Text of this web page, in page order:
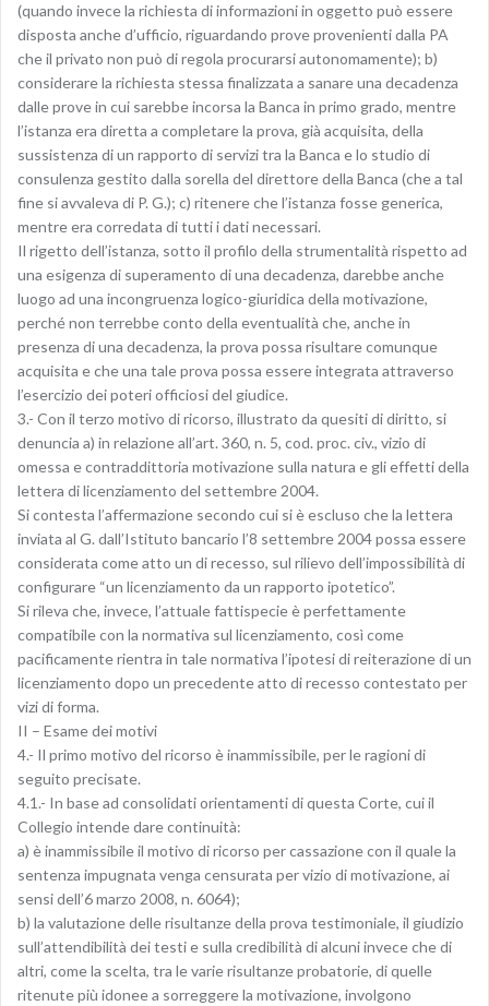
(quando invece la richiesta di informazioni in oggetto può essere
disposta anche d’ufficio, riguardando prove provenienti dalla PA
che il privato non può di regola procurarsi autonomamente); b)
considerare la richiesta stessa finalizzata a sanare una decadenza
dalle prove in cui sarebbe incorsa la Banca in primo grado, mentre
l’istanza era diretta a completare la prova, già acquisita, della
sussistenza di un rapporto di servizi tra la Banca e lo studio di
consulenza gestito dalla sorella del direttore della Banca (che a tal
fine si avvaleva di P. G.); c) ritenere che l’istanza fosse generica,
mentre era corredata di tutti i dati necessari.
Il rigetto dell’istanza, sotto il profilo della strumentalità rispetto ad
una esigenza di superamento di una decadenza, darebbe anche
luogo ad una incongruenza logico-giuridica della motivazione,
perché non terrebbe conto della eventualità che, anche in
presenza di una decadenza, la prova possa risultare comunque
acquisita e che una tale prova possa essere integrata attraverso
l’esercizio dei poteri officiosi del giudice.
3.- Con il terzo motivo di ricorso, illustrato da quesiti di diritto, si
denuncia a) in relazione all’art. 360, n. 5, cod. proc. civ., vizio di
omessa e contraddittoria motivazione sulla natura e gli effetti della
lettera di licenziamento del settembre 2004.
Si contesta l’affermazione secondo cui si è escluso che la lettera
inviata al G. dall’Istituto bancario l’8 settembre 2004 possa essere
considerata come atto un di recesso, sul rilievo dell’impossibilità di
configurare “un licenziamento da un rapporto ipotetico”.
Si rileva che, invece, l’attuale fattispecie è perfettamente
compatibile con la normativa sul licenziamento, così come
pacificamente rientra in tale normativa l’ipotesi di reiterazione di un
licenziamento dopo un precedente atto di recesso contestato per
vizi di forma.
II – Esame dei motivi
4.- Il primo motivo del ricorso è inammissibile, per le ragioni di
seguito precisate.
4.1.- In base ad consolidati orientamenti di questa Corte, cui il
Collegio intende dare continuità:
a) è inammissibile il motivo di ricorso per cassazione con il quale la
sentenza impugnata venga censurata per vizio di motivazione, ai
sensi dell’6 marzo 2008, n. 6064);
b) la valutazione delle risultanze della prova testimoniale, il giudizio
sull’attendibilità dei testi e sulla credibilità di alcuni invece che di
altri, come la scelta, tra le varie risultanze probatorie, di quelle
ritenute più idonee a sorreggere la motivazione, involgono